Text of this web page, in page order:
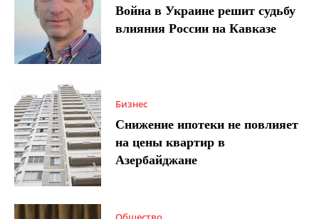
Война в Украине решит судьбу
влияния России на Кавказе
Бизнес
Снижение ипотеки не повлияет
на цены квартир в
Азербайджане